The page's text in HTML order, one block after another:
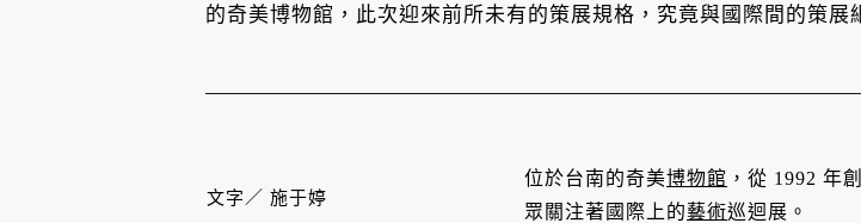
的奇美博物館，此次迎來前所未有的策展規格，究竟與國際間的策展
位於台南的奇美博物館 ，從 1992 年
眾關注著國際上的藝術巡迴展。
文字／ 施于婷